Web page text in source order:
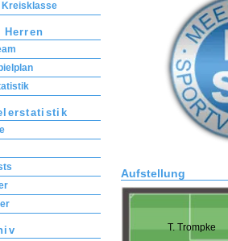
Kreisklasse
Herren
Aufstellung
T. Trompke